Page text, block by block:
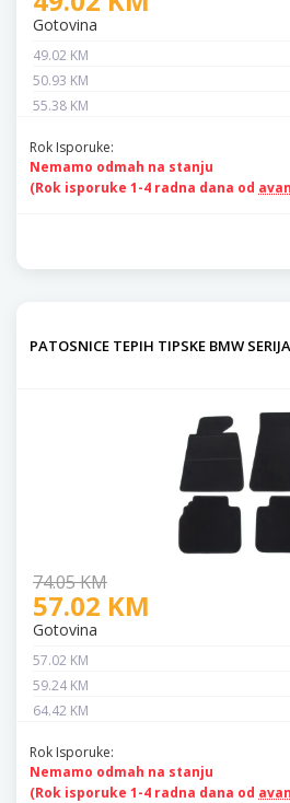
Gotovina
49.02 KM
50.93 KM
55.38 KM
Rok Isporuke:
Nemamo odmah na stanju
(Rok isporuke 1-4 radna dana od
PATOSNICE TEPIH TIPSKE BMW
74.05 KM
57.02 KM
Gotovina
57.02 KM
59.24 KM
64.42 KM
Rok Isporuke:
Nemamo odmah na stanju
(Rok isporuke 1-4 radna dana od